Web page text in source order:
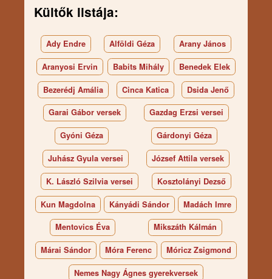
Kültők listája:
Ady Endre Alföldi Géza Arany János
Aranyosi Ervin Babits Mihály Benedek Elek
Bezerédj Amália Cinca Katica Dsida Jenő
Garai Gábor versek Gazdag Erzsi versei
Gyóni Géza Gárdonyi Géza
Juhász Gyula versei József Attila versek
K. László Szilvia versei Kosztolányi Dezső
Kun Magdolna Kányádi Sándor Madách Imre
Mentovics Éva Mikszáth Kálmán
Márai Sándor Móra Ferenc Móricz Zsigmond
Nemes Nagy Ágnes gyerekversek